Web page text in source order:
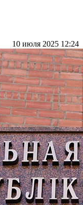
10 июля 2025 12:24